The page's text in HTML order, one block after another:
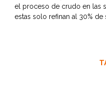
el proceso de crudo en las
estas solo refinan al 30% de